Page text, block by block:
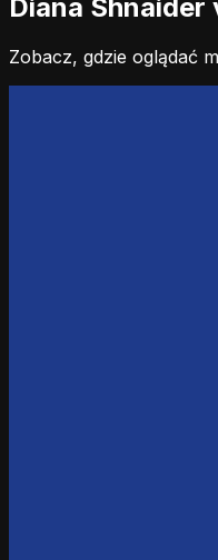
Diana
Zobacz, gdzie oglądać